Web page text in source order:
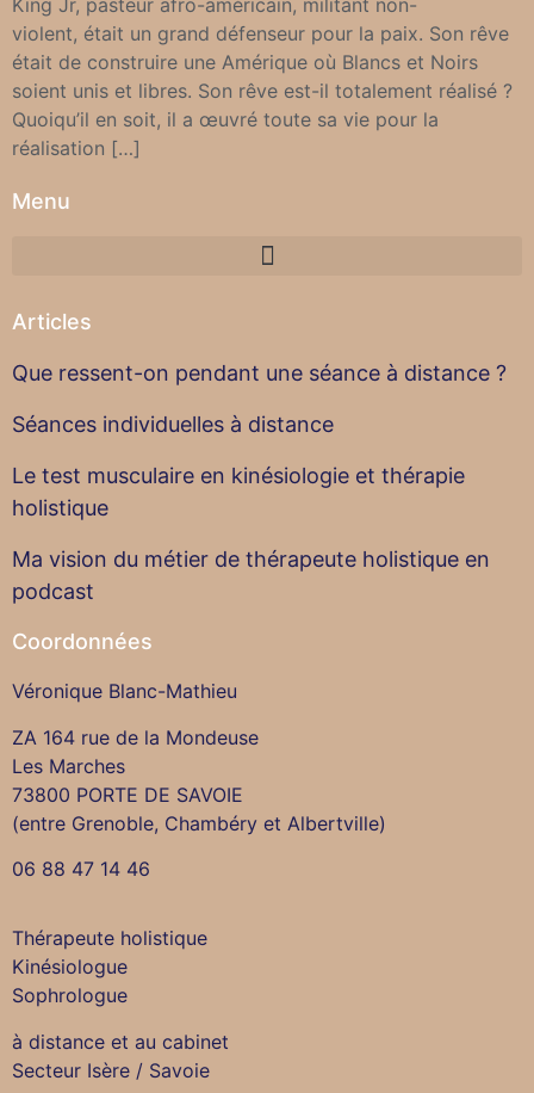
violent, était un grand défenseur pour la paix. Son rêve
était de construire une Amérique où Blancs et Noirs
soient unis et libres. Son rêve est-il totalement réalisé ?
Quoiqu’il en soit, il a œuvré toute sa vie pour la
réalisation […]
Menu
Articles
Que ressent-on pendant une séance à distance ?
Séances individuelles à distance
Le test musculaire en kinésiologie et thérapie
holistique
Ma vision du métier de thérapeute holistique en
podcast
Coordonnées
Véronique Blanc-Mathieu
ZA 164 rue de la Mondeuse
Les Marches
73800 PORTE DE SAVOIE
(entre Grenoble, Chambéry et Albertville)
06 88 47 14 46
Thérapeute holistique
Kinésiologue
Sophrologue
à distance et au cabinet
Secteur Isère / Savoie